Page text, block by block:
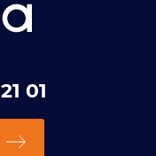
01